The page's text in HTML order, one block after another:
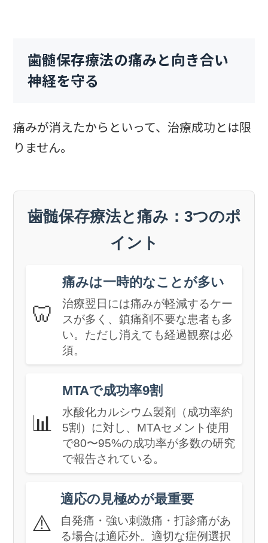
歯髄保存療法の痛みと向き合い
神経を守る
痛みが消えたからといって、治療成功とは限
りません。
歯髄保存療法と痛み：3つのポ
イント
🦷
痛みは一時的なことが多い
治療翌日には痛みが軽減するケー
スが多く、鎮痛剤不要な患者も多
い。ただし消えても経過観察は必
須。
📊
MTAで成功率9割
水酸化カルシウム製剤（成功率約
5割）に対し、MTAセメント使用
で80〜95%の成功率が多数の研究
で報告されている。
⚠️
適応の見極めが最重要
自発痛・強い刺激痛・打診痛があ
る場合は適応外。適切な症例選択